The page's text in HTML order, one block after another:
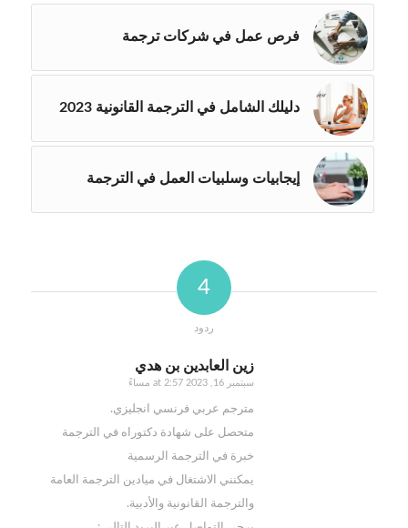
فرص عمل في شركات ترجمة
دليلك الشامل في الترجمة القانونية 2023
إيجابيات وسلبيات العمل في الترجمة
4
ردود
زين العابدين بن هدي
says:
سبتمبر 16, 2023 at 2:57 مساءً
مترجم عربي فرنسي انجليزي.
متحصل على شهادة دكتوراه في الترجمة
خبرة في الترجمة الرسمية
يمكنني الاشتغال في ميادين الترجمة العامة
والترجمة القانونية والأدبية.